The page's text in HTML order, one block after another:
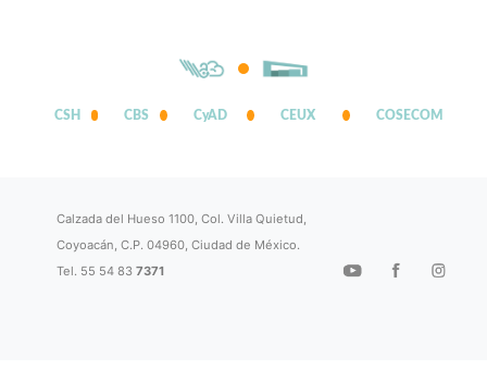
CSH CBS CyAD CEUX COSECOM
Calzada del Hueso 1100, Col. Villa Quietud,
Coyoacán, C.P. 04960, Ciudad de México.
Tel. 55 54 837371